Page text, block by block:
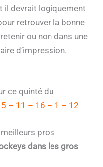
il devrait logiquement
retrouver la bonne
ou non dans une
d’impression.
ce quinté du
– 11 – 16 – 1 – 12
pros
dans les gros